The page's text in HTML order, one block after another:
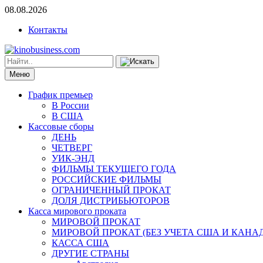
08.08.2026
Контакты
Меню
График премьер
В России
В США
Кассовые сборы
ДЕНЬ
ЧЕТВЕРГ
УИК-ЭНД
ФИЛЬМЫ ТЕКУЩЕГО ГОДА
РОССИЙСКИЕ ФИЛЬМЫ
ОГРАНИЧЕННЫЙ ПРОКАТ
ДОЛЯ ДИСТРИБЬЮТОРОВ
Касса мирового проката
МИРОВОЙ ПРОКАТ
МИРОВОЙ ПРОКАТ (БЕЗ УЧЕТА США И
КАССА США
ДРУГИЕ СТРАНЫ